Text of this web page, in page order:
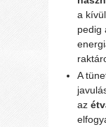
a
pedig
A
az